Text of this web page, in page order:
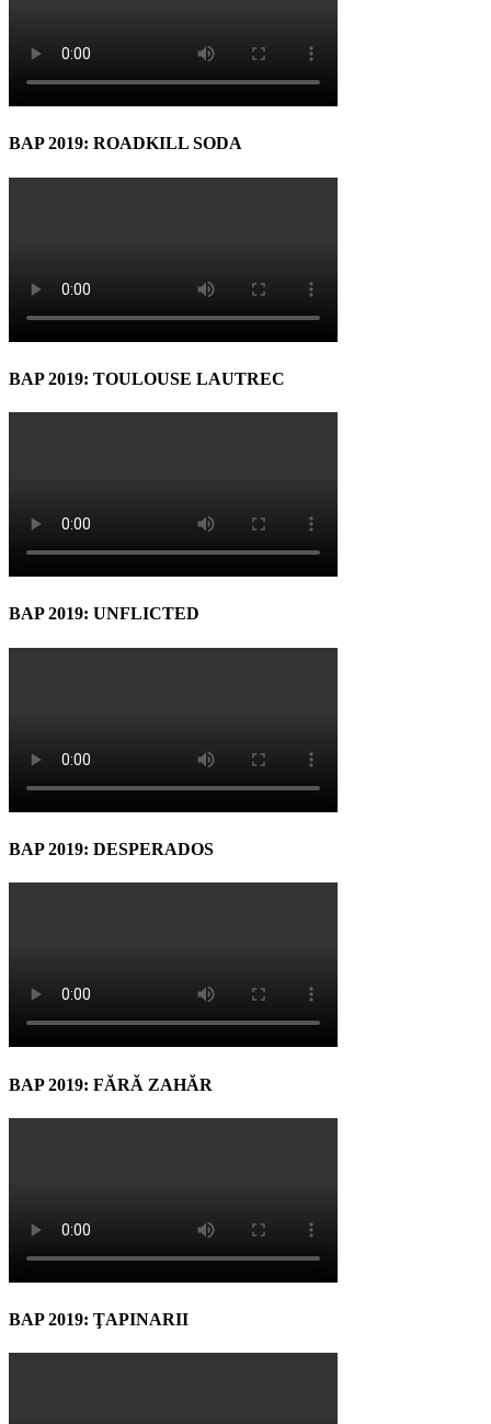
BAP 2019: ROADKILL SODA
BAP 2019: TOULOUSE LAUTREC
BAP 2019: UNFLICTED
BAP 2019: DESPERADOS
BAP 2019: FĂRĂ ZAHĂR
BAP 2019: ŢAPINARII